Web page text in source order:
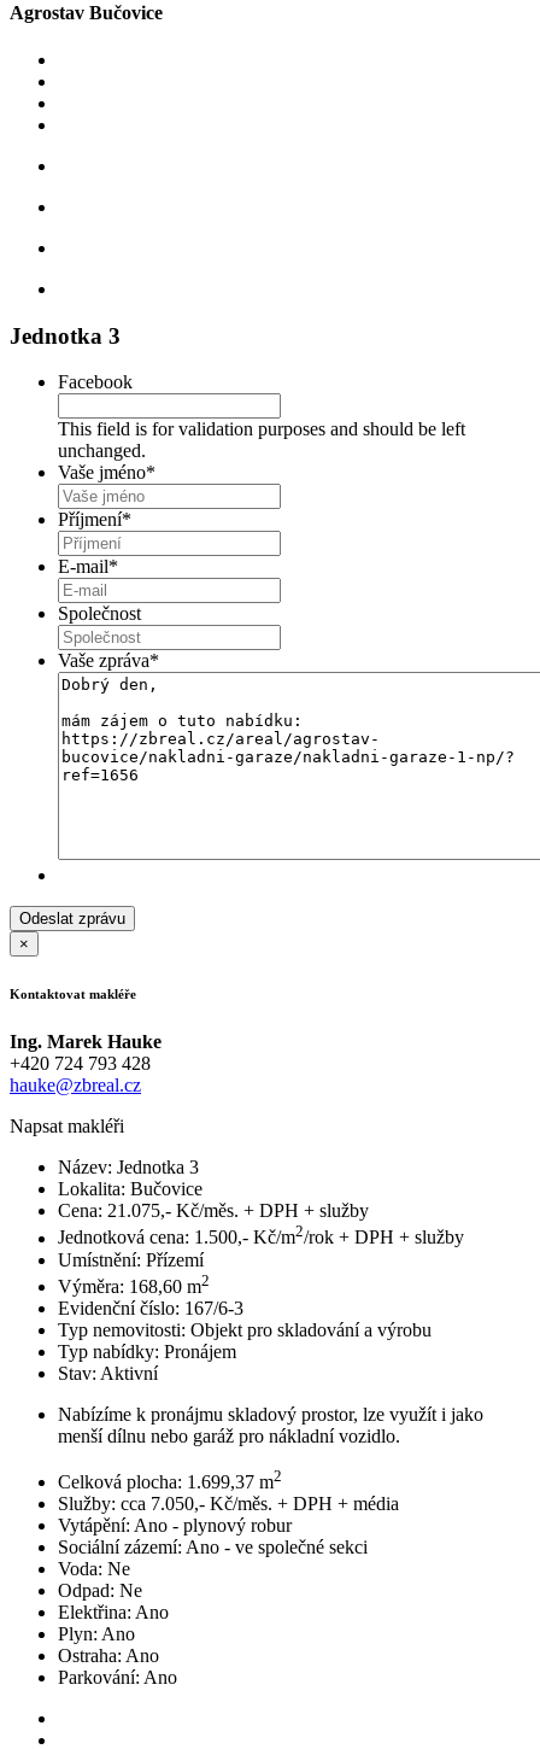
Agrostav Bučovice
Jednotka 3
Facebook
This field is for validation purposes and should be left
unchanged.
Vaše jméno*
Příjmení*
E-mail*
Společnost
Vaše zpráva*
×
Kontaktovat makléře
Ing. Marek Hauke
+420 724 793 428
hauke@zbreal.cz
Napsat makléři
Název: Jednotka 3
Lokalita: Bučovice
Cena: 21.075,- Kč/měs. + DPH + služby
Jednotková cena: 1.500,- Kč/m2/rok + DPH + služby
Umístnění: Přízemí
Výměra: 168,60 m2
Evidenční číslo: 167/6-3
Typ nemovitosti: Objekt pro skladování a výrobu
Typ nabídky: Pronájem
Stav: Aktivní
Nabízíme k pronájmu skladový prostor, lze využít i jako
menší dílnu nebo garáž pro nákladní vozidlo.
Celková plocha: 1.699,37 m2
Služby: cca 7.050,- Kč/měs. + DPH + média
Vytápění: Ano - plynový robur
Sociální zázemí: Ano - ve společné sekci
Voda: Ne
Odpad: Ne
Elektřina: Ano
Plyn: Ano
Ostraha: Ano
Parkování: Ano